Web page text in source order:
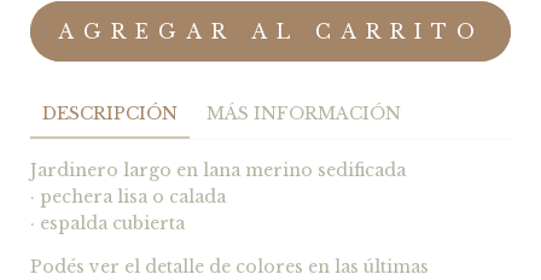
DESCRIPCIÓN MÁS INFORMACIÓN
Jardinero largo en lana merino sedificada
· pechera lisa o calada
· espalda cubierta
Podés ver el detalle de colores en las últimas